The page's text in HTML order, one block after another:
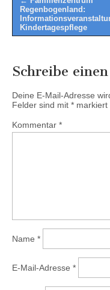
navigation
Regenbogenland:
Kindertagespflege
Schreibe
Deine E-Mail-Adresse
Felder sind mit * markiert
Kommentar *
Name *
E-Mail-Adresse *